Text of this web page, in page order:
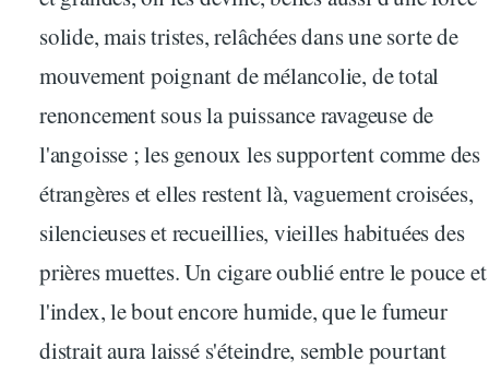
solide, mais tristes, relâchées dans une sorte de
mouvement poignant de mélancolie, de total
renoncement sous la puissance ravageuse de
l'angoisse ; les genoux les supportent comme des
étrangères et elles restent là, vaguement croisées,
silencieuses et recueillies, vieilles habituées des
prières muettes. Un cigare oublié entre le pouce et
l'index, le bout encore humide, que le fumeur
distrait aura laissé s'éteindre, semble pourtant